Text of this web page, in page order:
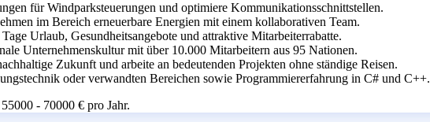
für Windparksteuerungen und optimiere Kommunikationsschnittstellen.
im Bereich erneuerbare Energien mit einem kollaborativen Team.
Urlaub, Gesundheitsangebote und attraktive Mitarbeiterrabatte.
Unternehmenskultur mit über 10.000 Mitarbeitern aus 95 Nationen.
Zukunft und arbeite an bedeutenden Projekten ohne ständige Reisen.
oder verwandten Bereichen sowie Programmiererfahrung in C# und C++.
- 70000 € pro Jahr.